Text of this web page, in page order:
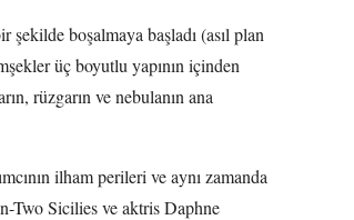
boşalmaya başladı (asıl plan
üç boyutlu yapının içinden
rüzgarın ve nebulanın ana
ilham perileri ve aynı zamanda
Two Sicilies ve aktris Daphne